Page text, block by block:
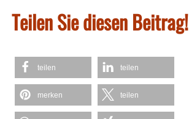
Teilen Sie diesen Beitrag!
teilen teilen
merken teilen